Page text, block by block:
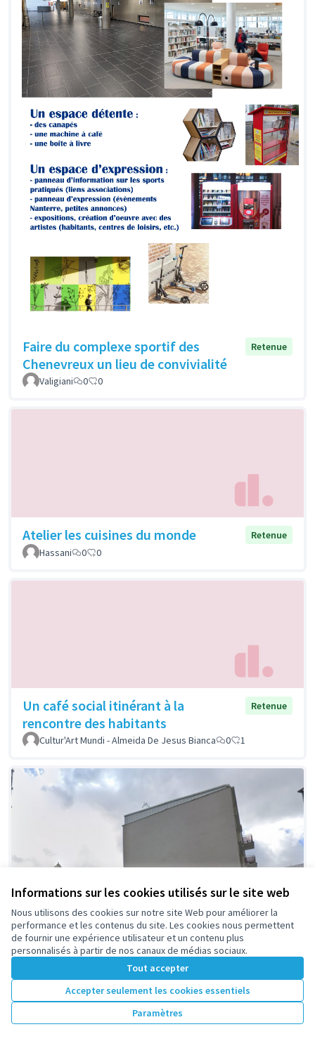
Informations sur les cookies utilisés sur le site web
Nous utilisons des cookies sur notre site Web pour améliorer la
performance et les contenus du site. Les cookies nous permettent
de fournir une expérience utilisateur et un contenu plus
personnalisés à partir de nos canaux de médias sociaux.
Tout accepter
Accepter seulement les cookies essentiels
Paramètres
Faire du complexe sportif des
Chenevreux un lieu de convivialité
Retenue
Valigiani 0 0
Atelier les cuisines du monde
Retenue
Hassani
0 0
Un café social itinérant à la
rencontre des habitants
Retenue
Cultur'Art Mundi - Almeida De Jesus Bianca 0 1